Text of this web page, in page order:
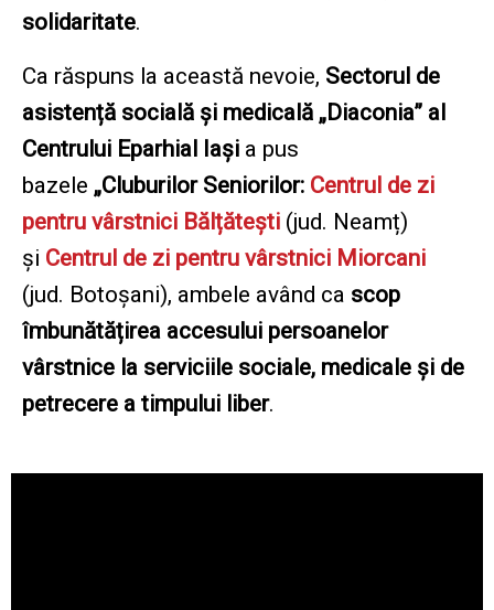
solidaritate.
Ca răspuns la această nevoie, Sectorul de
asistență socială și medicală „Diaconia” al
Centrului Eparhial Iași a pus
bazele „Cluburilor Seniorilor: Centrul de zi
pentru vârstnici Bălțătești (jud. Neamț)
și Centrul de zi pentru vârstnici Miorcani
(jud. Botoșani), ambele având ca scop
îmbunătățirea accesului persoanelor
vârstnice la serviciile sociale, medicale și de
petrecere a timpului liber.